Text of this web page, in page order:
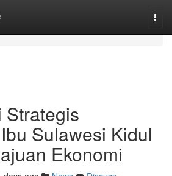
Sulawesi Kidul
Ekonomi